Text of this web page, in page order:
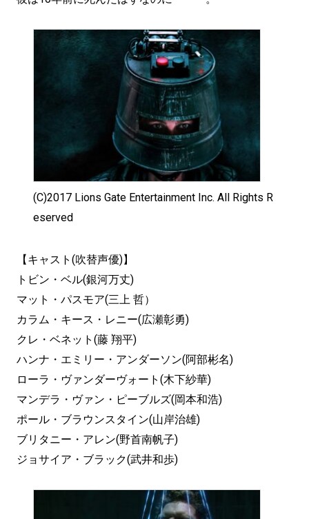
(C)2017 Lions Gate Entertainment Inc. All Rights R
eserved
【キャスト(吹替声優)】
トビン・ベル(銀河万丈)
マット・パスモア(三上 哲）
カラム・キース・レニー(広瀬彰勇)
クレ・ベネット(藤 翔平)
ハンナ・エミリー・アンダーソン(阿部彬名)
ローラ・ヴァンダーヴォート(木下紗華)
マンデラ・ヴァン・ピーブルズ(岡本和浩)
ポール・ブラウンスタイン(山岸治雄)
ブリタニー・アレン(野首南帆子)
ジョサイア・ブラック(武井和歩)